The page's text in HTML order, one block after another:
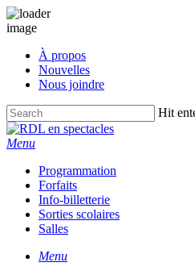
main
content
À propos
Nouvelles
Nous joindre
Hit
Close
Search
Menu
Programmation
Forfaits
Info-billetterie
Sorties scolaires
Salles
Menu